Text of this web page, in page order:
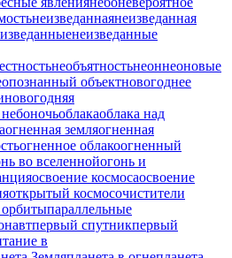
неизведаннаянеизведанная
неизведанные
необъятностьнеоннеоновые
объектновогоднее
новогодняя
ночьоблакаоблака над
огненная земляогненная
огненное облакоогненный
во вселеннойогонь и
освоение космосаосвоение
открытый космосочистители
орбитыпараллельные
первый спутникпервый
в